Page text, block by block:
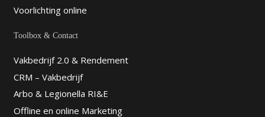
Voorlichting online
Toolbox & Contact
Vakbedrijf 2.0 & Rendement
CRM – Vakbedrijf
Arbo & Legionella RI&E
Offline en online Marketing